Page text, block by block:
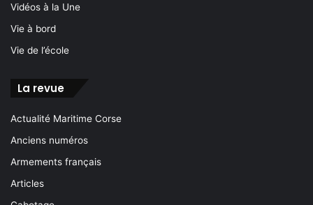
Vidéos à la Une
Vie à bord
Vie de l’école
La revue
Actualité Maritime Corse
Anciens numéros
Armements français
Articles